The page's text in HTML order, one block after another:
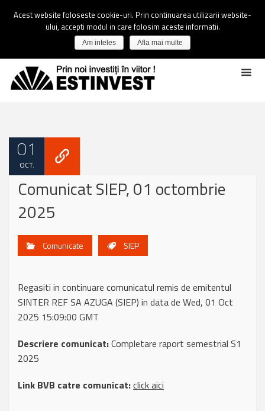
01
OCT.
Comunicat SIEP, 01 octombrie
2025
Comunicate SIEP
Regasiti in continuare comunicatul remis de emitentul
SINTER REF SA AZUGA (SIEP) in data de Wed, 01 Oct
2025 15:09:00 GMT
Descriere comunicat:Completare raport semestrial S1
2025
Link BVB catre comunicat:click aici
Acest website foloseste cookie-uri. Prin continuarea utilizarii website-
ului, accepti modul in care folosim aceste informatii.
Am inteles Afla mai multe